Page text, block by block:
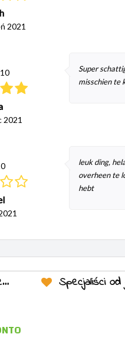
2021
2021
Super
misschien te
leuk ding,
overheen te
hebt
Specjaliści od